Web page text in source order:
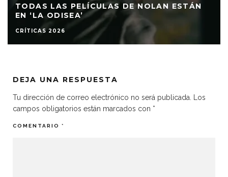
TODAS LAS PELÍCULAS DE NOLAN ESTÁN
EN ‘LA ODISEA’
CRÍTICAS 2026
DEJA UNA RESPUESTA
Tu dirección de correo electrónico no será publicada. Los
campos obligatorios están marcados con *
COMENTARIO *